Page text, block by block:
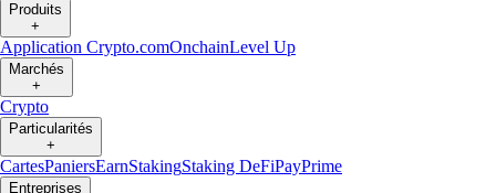
Produits
+
Application Crypto.comOnchainLevel Up
Marchés
+
Crypto
Particularités
+
CartesPaniersEarnStakingStaking DeFiPayPrime
Entreprises